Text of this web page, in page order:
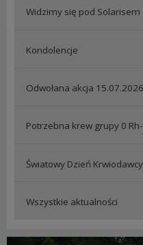
Widzimy się pod Solarisem
Kondolencje
Odwołana akcja
Potrzebna krew grupy 0 Rh-
Światowy Dzień
Wszystkie aktualności